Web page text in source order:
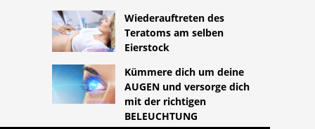
Wiederauftreten des
Teratoms am selben
Eierstock
Kümmere dich um deine
AUGEN und versorge dich
mit der richtigen
BELEUCHTUNG